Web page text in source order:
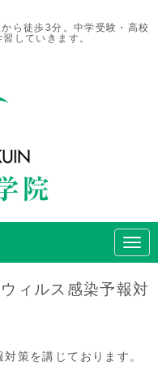
ら徒歩3分。中学受験・高校
していきます。
N
a
g
n
ィルス感染予報対
策を講じております。